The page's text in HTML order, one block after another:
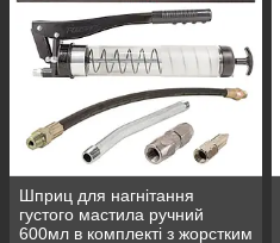
Шприц для нагнітання
густого мастила ручний
600мл в комплекті з жорстким